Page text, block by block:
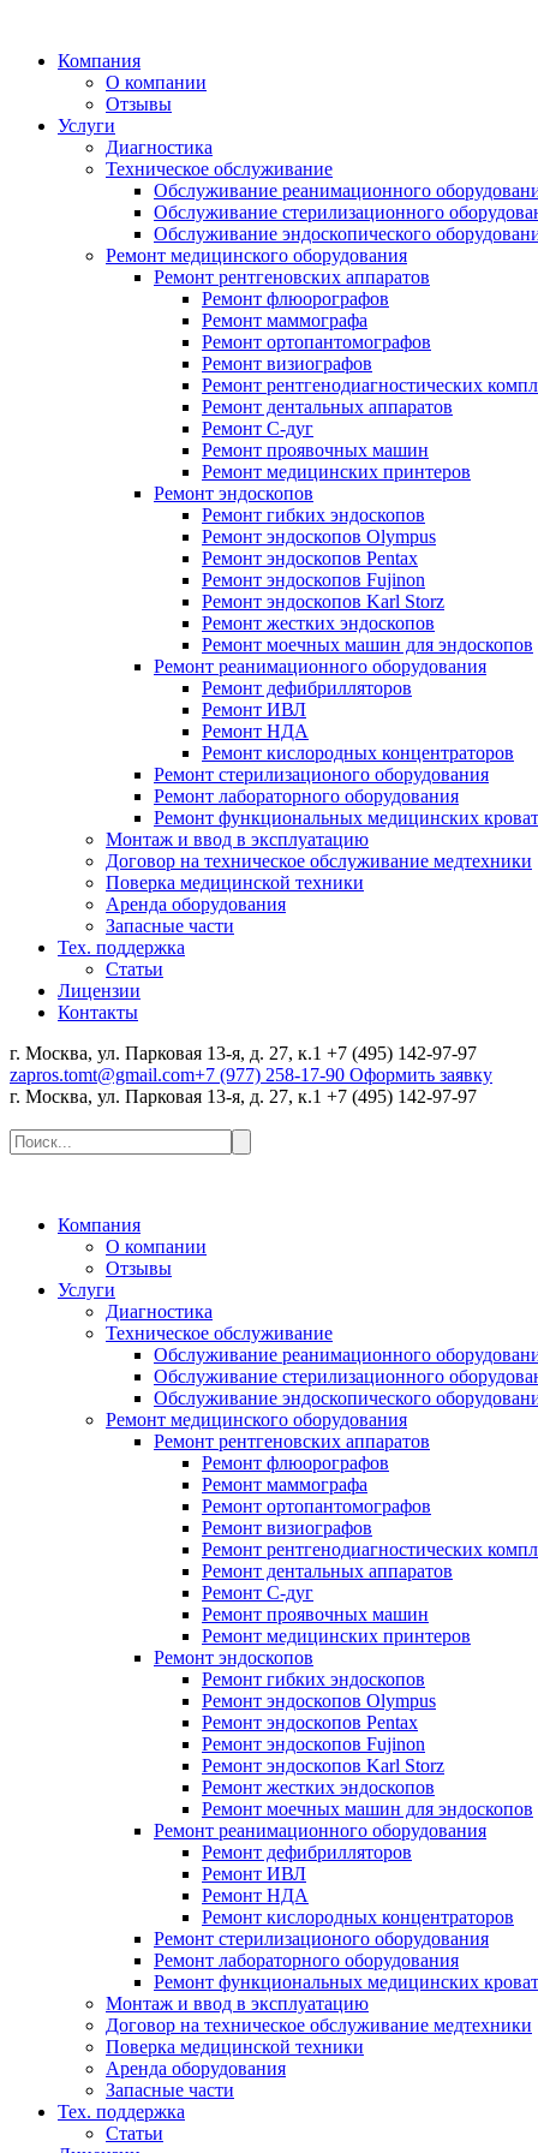
Компания
О компании
Отзывы
Услуги
Диагностика
Техническое обслуживание
Обслуживание реанимационного
Обслуживание стерилизационного
Обслуживание эндоскопического
Ремонт медицинского оборудования
Ремонт рентгеновских аппаратов
Ремонт флюорографов
Ремонт маммографа
Ремонт ортопантомографов
Ремонт визиографов
Ремонт рентгенодиагностических
Ремонт дентальных аппаратов
Ремонт С-дуг
Ремонт проявочных машин
Ремонт медицинских принтеров
Ремонт эндоскопов
Ремонт гибких эндоскопов
Ремонт эндоскопов Olympus
Ремонт эндоскопов Pentax
Ремонт эндоскопов Fujinon
Ремонт эндоскопов Karl Storz
Ремонт жестких эндоскопов
Ремонт моечных машин для эндоскопов
Ремонт реанимационного оборудования
Ремонт дефибрилляторов
Ремонт ИВЛ
Ремонт НДА
Ремонт кислородных концентраторов
Ремонт стерилизационого оборудования
Ремонт лабораторного оборудования
Ремонт функциональных медицинских
Монтаж и ввод в эксплуатацию
Договор на техническое обслуживание медтехники
Поверка медицинской техники
Аренда оборудования
Запасные части
Тех. поддержка
Статьи
Лицензии
Контакты
г. Москва, ул. Парковая 13-я, д. 27, к.1 +7 (495) 142-97-97
zapros.tomt@gmail.com+7 (977) 258-17-90 Оформить заявку
г. Москва, ул. Парковая 13-я, д. 27, к.1 +7 (495) 142-97-97
Компания
О компании
Отзывы
Услуги
Диагностика
Техническое обслуживание
Обслуживание реанимационного
Обслуживание стерилизационного
Обслуживание эндоскопического
Ремонт медицинского оборудования
Ремонт рентгеновских аппаратов
Ремонт флюорографов
Ремонт маммографа
Ремонт ортопантомографов
Ремонт визиографов
Ремонт рентгенодиагностических
Ремонт дентальных аппаратов
Ремонт С-дуг
Ремонт проявочных машин
Ремонт медицинских принтеров
Ремонт эндоскопов
Ремонт гибких эндоскопов
Ремонт эндоскопов Olympus
Ремонт эндоскопов Pentax
Ремонт эндоскопов Fujinon
Ремонт эндоскопов Karl Storz
Ремонт жестких эндоскопов
Ремонт моечных машин для эндоскопов
Ремонт реанимационного оборудования
Ремонт дефибрилляторов
Ремонт ИВЛ
Ремонт НДА
Ремонт кислородных концентраторов
Ремонт стерилизационого оборудования
Ремонт лабораторного оборудования
Ремонт функциональных медицинских
Монтаж и ввод в эксплуатацию
Договор на техническое обслуживание медтехники
Поверка медицинской техники
Аренда оборудования
Запасные части
Тех. поддержка
Статьи